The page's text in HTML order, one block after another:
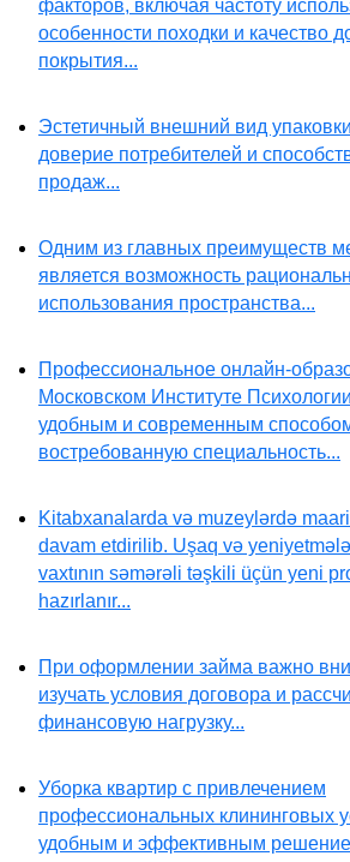
факторов, включая частоту
особенности походки и качество
покрытия...
Эстетичный внешний вид
доверие потребителей и
продаж...
Одним из главных преимуществ
является возможность
использования пространства...
Профессиональное онлайн-
Московском Институте
удобным и современным
востребованную специальность...
Kitabxanalarda və muzeylərdə
davam etdirilib. Uşaq və
vaxtının səmərəli təşkili üçün yeni
hazırlanır...
При оформлении займа важно
изучать условия договора и
финансовую нагрузку...
Уборка квартир с привлечением
профессиональных клининговых
удобным и эффективным